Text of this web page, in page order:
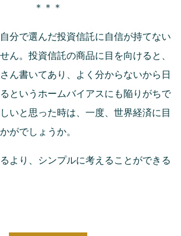
＊＊＊
分で選んだ投資信託に自信が持てない
ん。投資信託の商品に目を向けると、
ん書いてあり、よく分からないから日
というホームバイアスにも陥りがちで
いと思った時は、一度、世界経済に目
がでしょうか。
より、シンプルに考えることができる